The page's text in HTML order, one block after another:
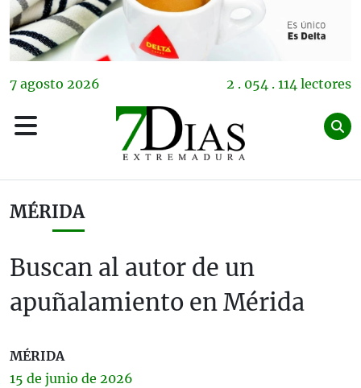
7 agosto 2026 2 . 054 . 114 lectores
MÉRIDA
Buscan al autor de un
apuñalamiento en Mérida
MÉRIDA
15 de junio de 2026